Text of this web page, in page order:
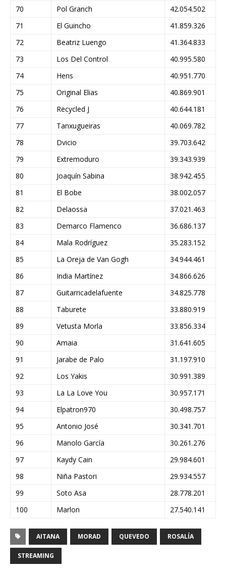
70
Pol Granch
42.054.502
71
El Guincho
41.859.326
72
Beatriz Luengo
41.364.833
73
Los Del Control
40.995.580
74
Hens
40.951.770
75
Original Elias
40.869.901
76
Recycled J
40.644.181
77
Tanxugueiras
40.069.782
78
Dvicio
39.703.642
79
Extremoduro
39.343.939
80
Joaquín Sabina
38.942.455
81
El Bobe
38.002.057
82
Delaossa
37.021.463
83
Demarco Flamenco
36.686.137
84
Mala Rodríguez
35.283.152
85
La Oreja de Van Gogh
34.944.461
86
India Martínez
34.866.626
87
Guitarricadelafuente
34.825.778
88
Taburete
33.880.919
89
Vetusta Morla
33.856.334
90
Amaia
31.641.605
91
Jarabe de Palo
31.197.910
92
Los Yakis
30.991.389
93
La La Love You
30.957.171
94
Elpatron970
30.498.757
95
Antonio José
30.341.701
96
Manolo García
30.261.276
97
Kaydy Cain
29.984.601
98
Niña Pastori
29.934.557
99
Soto Asa
28.778.201
100
Marlon 27.540.141
AITANA MORAD QUEVEDO ROSALÍA
STREAMING